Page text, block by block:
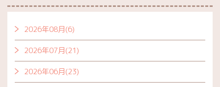
2026年08月(6)
2026年07月(21)
2026年06月(23)